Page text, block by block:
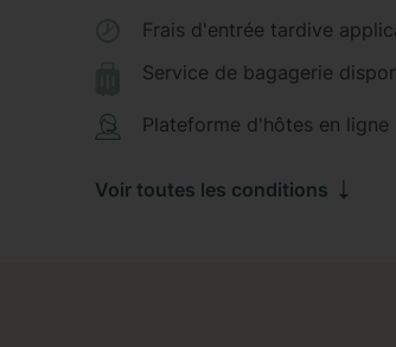
Frais d'entrée tardive
Service de bagagerie
Plateforme d'hôtes en ligne
Voir toutes les conditions